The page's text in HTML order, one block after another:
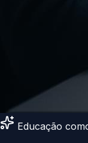
Educação